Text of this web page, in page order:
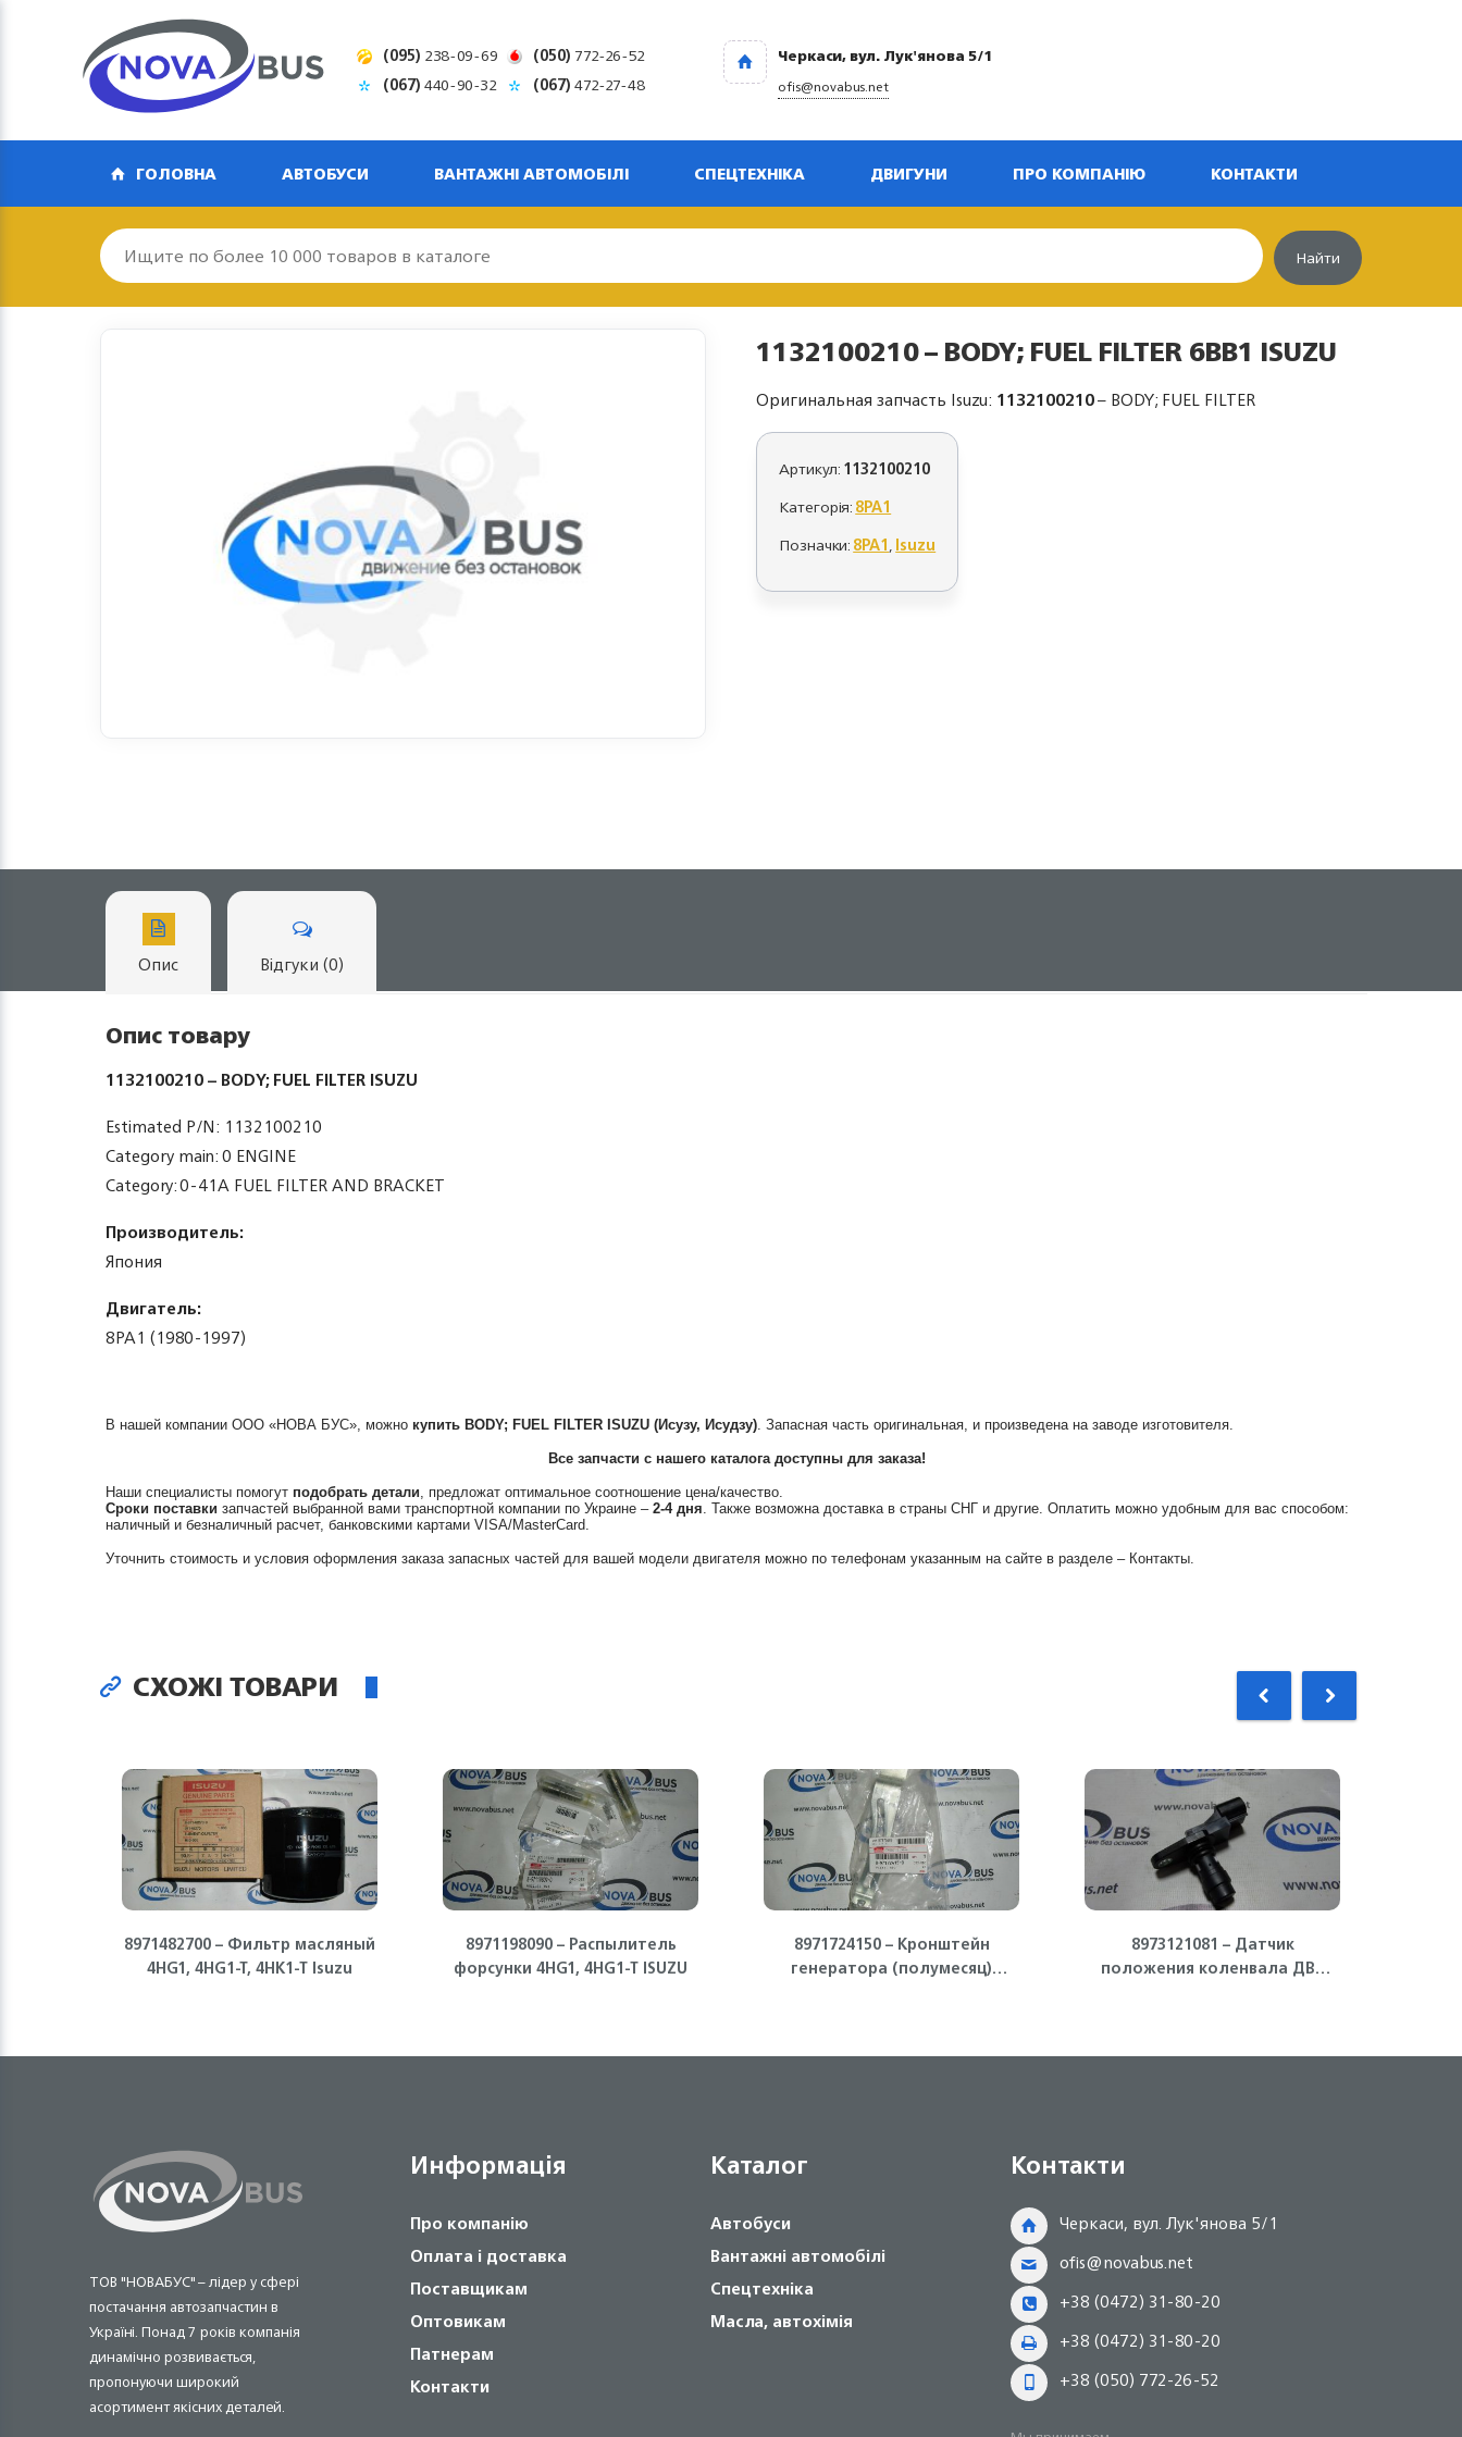
(095) 238-09-69 (050) 772-26-52
(067)440-90-32 (067)472-27-48
Черкаси, вул. Лук'янова 5/1
ofis@novabus.net
ГОЛОВНА АВТОБУСИ ВАНТАЖНІ АВТОМОБІЛІ СПЕЦТЕХНІКА ДВИГУНИ ПРО КОМПАНІЮ КОНТАКТИ
Найти
1132100210 – BODY; FUEL FILTER 6BB1 ISUZU
Оригинальная запчасть Isuzu: 1132100210– BODY; FUEL FILTER
Артикул:1132100210
Категорія:8PA1
Позначки:8PA1,Isuzu
Опис Відгуки (0)
Опис товару
1132100210 – BODY; FUEL FILTER ISUZU
Estimated P/N: 1132100210
Category main: 0 ENGINE
Category: 0-41A FUEL FILTER AND BRACKET
Производитель:
Япония
Двигатель:
8PA1 (1980-1997)
В нашей компании ООО «НОВА БУС», можно купить BODY; FUEL FILTER ISUZU (Исузу, Исудзу). Запасная часть оригинальная, и произведена на заводе изготовителя.
Все запчасти с нашего каталога доступны для заказа!
Наши специалисты помогут подобрать детали, предложат оптимальное соотношение цена/качество.
Сроки поставки запчастей выбранной вами транспортной компании по Украине – 2-4 дня. Также возможна доставка в страны СНГ и другие. Оплатить можно удобным для вас способом:
наличный и безналичный расчет, банковскими картами VISA/MasterCard.
Уточнить стоимость и условия оформления заказа запасных частей для вашей модели двигателя можно по телефонам указанным на сайте в разделе – Контакты.
СХОЖІ ТОВАРИ
8971482700 – Фильтр масляный
4HG1, 4HG1-T, 4HK1-T Isuzu
8971198090 – Распылитель
форсунки 4HG1, 4HG1-T ISUZU
8971724150 – Кронштейн
генератора (полумесяц)
8973121081 – Датчик
положения коленвала ДВС
ТОВ "НОВАБУС" – лідер у сфері
постачання автозапчастин в
Україні. Понад 7 років компанія
динамічно розвивається,
пропонуючи широкий
асортимент якісних деталей.
Информація
Про компанію
Оплата і доставка
Поставщикам
Оптовикам
Патнерам
Контакти
Каталог
Автобуси
Вантажні автомобілі
Спецтехніка
Масла, автохімія
Контакти
Черкаси, вул. Лук'янова 5/1
ofis@novabus.net
+38 (0472) 31-80-20
+38 (0472) 31-80-20
+38 (050) 772-26-52